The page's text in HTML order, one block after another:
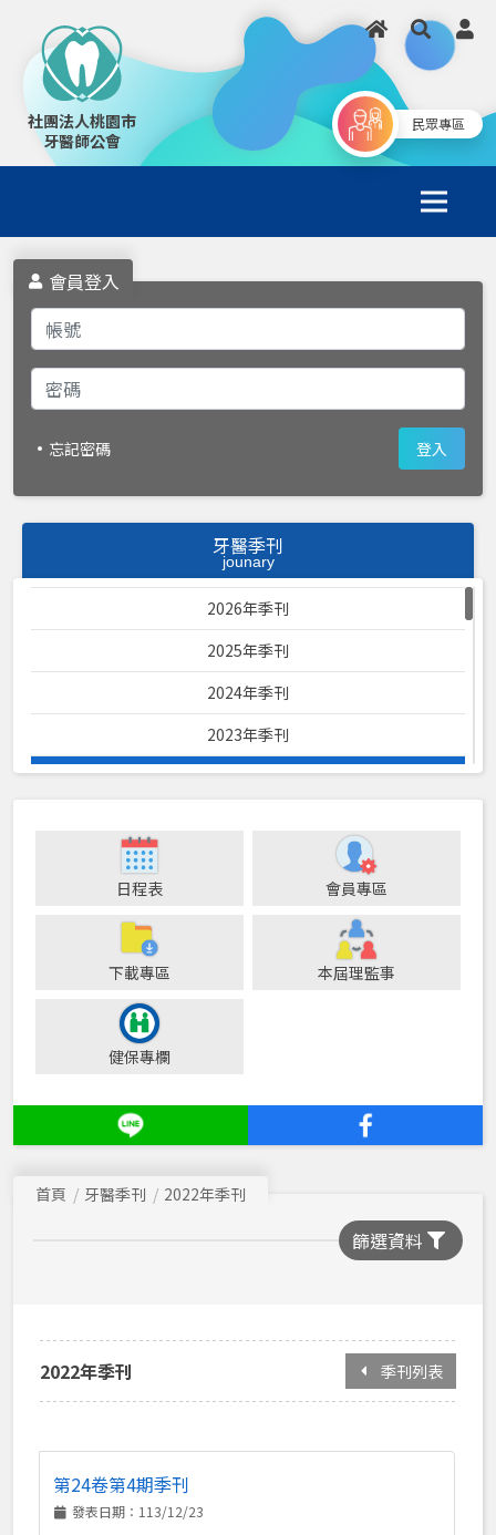
社團法人桃園市
牙醫師公會
民眾專區
會員登入
登入
忘記密碼
牙醫季刊
jounary
2026年季刊
2025年季刊
2024年季刊
2023年季刊
2022年季刊
2012年季刊
2007年季刊
2006年季刊
日程表 會員專區
下載專區 本屆理監事
健保專欄
首頁 牙醫季刊 2022年季刊
篩選資料
2022年季刊 季刊列表
第24卷第4期季刊
發表日期：113/12/23